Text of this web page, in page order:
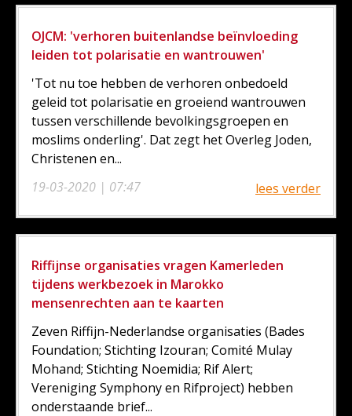
OJCM: 'verhoren buitenlandse beïnvloeding
leiden tot polarisatie en wantrouwen'
19-03-2020 | 07:47
'Tot nu toe hebben de verhoren onbedoeld
geleid tot polarisatie en groeiend wantrouwen
tussen verschillende bevolkingsgroepen en
moslims onderling'. Dat zegt het Overleg Joden,
Christenen en...
lees verder
Riffijnse organisaties vragen Kamerleden
tijdens werkbezoek in Marokko
mensenrechten aan te kaarten
Zeven Riffijn-Nederlandse organisaties (Bades
Foundation; Stichting Izouran; Comité Mulay
Mohand; Stichting Noemidia; Rif Alert;
Vereniging Symphony en Rifproject) hebben
onderstaande brief...